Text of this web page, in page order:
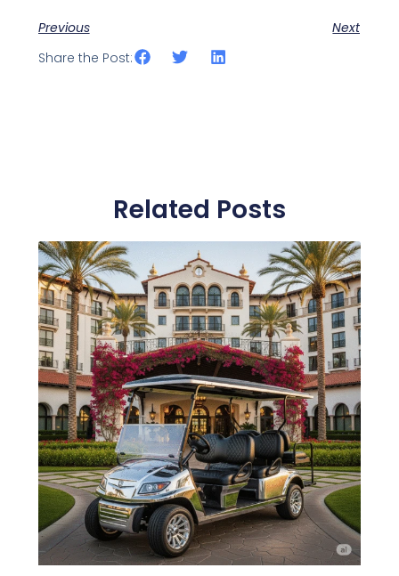
Previous
Next
Share the Post:
Related Posts